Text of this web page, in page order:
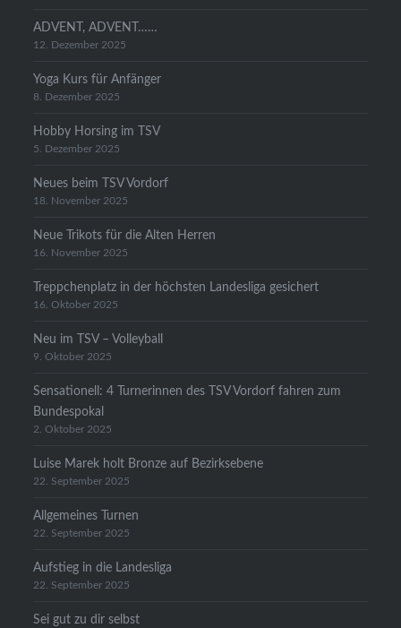
ADVENT, ADVENT……
12. Dezember 2025
Yoga Kurs für Anfänger
8. Dezember 2025
Hobby Horsing im TSV
5. Dezember 2025
Neues beim TSV Vordorf
18. November 2025
Neue Trikots für die Alten Herren
16. November 2025
Treppchenplatz in der höchsten Landesliga gesichert
16. Oktober 2025
Neu im TSV – Volleyball
9. Oktober 2025
Sensationell: 4 Turnerinnen des TSV Vordorf fahren zum
Bundespokal
2. Oktober 2025
Luise Marek holt Bronze auf Bezirksebene
22. September 2025
Allgemeines Turnen
22. September 2025
Aufstieg in die Landesliga
22. September 2025
Sei gut zu dir selbst